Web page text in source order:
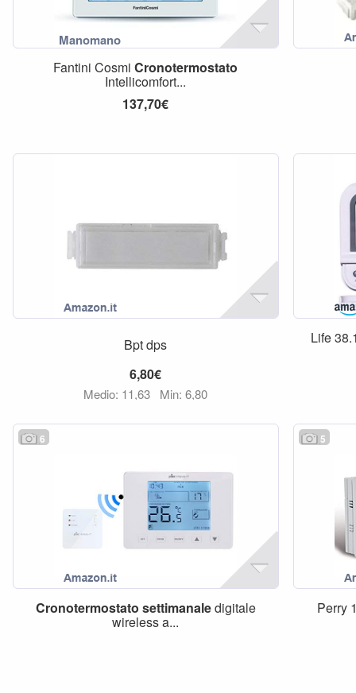
Fantini CosmiCronotermostato
Intellicomfort...
137,70€
Bpt dps
6,80€
Medio: 11,63 Min: 6,80
Life
6
Cronotermostato settimanaledigitale
wireless a...
5
Perry